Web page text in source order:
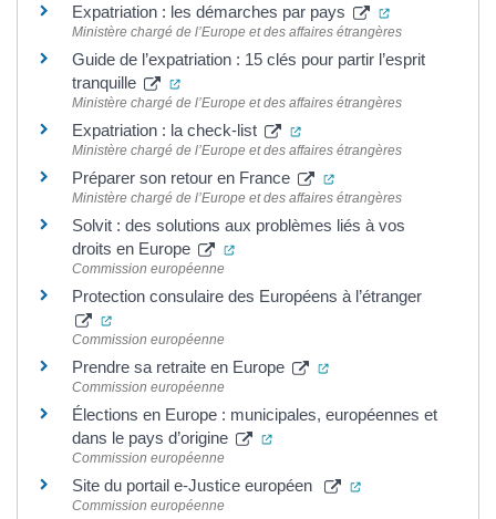
Expatriation : les démarches par pays (ouverture
Ministère chargé de l’Europe et des affaires étrangères
Guide de l’expatriation : 15 clés pour partir l’esprit
tranquille
(ouverture dans un nouvel onglet)
Ministère chargé de l’Europe et des affaires étrangères
Expatriation : la check-list (ouverture dans un nouvel
Ministère chargé de l’Europe et des affaires étrangères
Préparer son retour en France (ouverture dans un
Ministère chargé de l’Europe et des affaires étrangères
Solvit : des solutions aux problèmes liés à vos
droits en Europe
(ouverture dans un nouvel onglet)
Commission européenne
Protection consulaire des Européens à l’étranger
(ouverture dans un nouvel onglet)
Commission européenne
Prendre sa retraite en Europe (ouverture dans un
Commission européenne
Élections en Europe : municipales, européennes et
dans le pays d’origine
(ouverture dans un nouvel
Commission européenne
Site du portail e-Justice européen (ouverture dans
Commission européenne